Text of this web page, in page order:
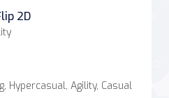
2D
Hypercasual, Agility, Casual